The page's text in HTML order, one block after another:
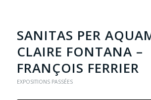
SANITAS PER
CLAIRE FONTANA –
FRANÇOIS FERRIER
EXPOSITIONS PASSÉES